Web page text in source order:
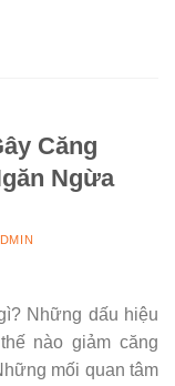
Căng
Ngừa
Những dấu hiệu
nào giảm căng
mối quan tâm